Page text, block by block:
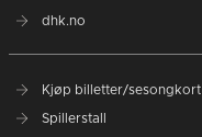
dhk.no
Kjøp billetter/sesongkort
Spillerstall